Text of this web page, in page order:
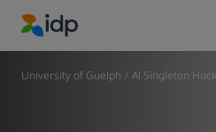
IDP Education
University of Guelph / Al Singleton